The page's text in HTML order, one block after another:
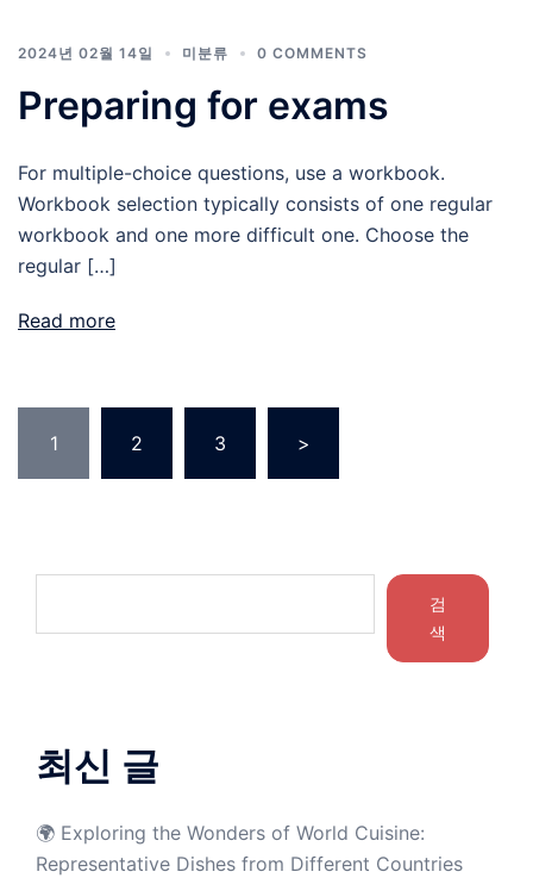
2024년 02월 14일 미분류 0 COMMENTS
Preparing for exams
For multiple-choice questions, use a workbook.
Workbook selection typically consists of one regular
workbook and one more difficult one. Choose the
regular […]
Read more
1 2 3 >
검
색
최신 글
🌍 Exploring the Wonders of World Cuisine:
Representative Dishes from Different Countries